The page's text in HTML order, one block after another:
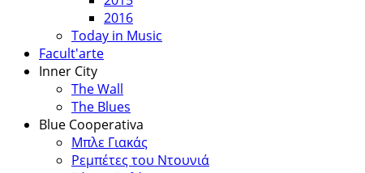
2016
Today in Music
Facult'arte
Inner City
The Wall
The Blues
Blue Cooperativa
Μπλε Γιακάς
Ρεμπέτες του Ντουνιά